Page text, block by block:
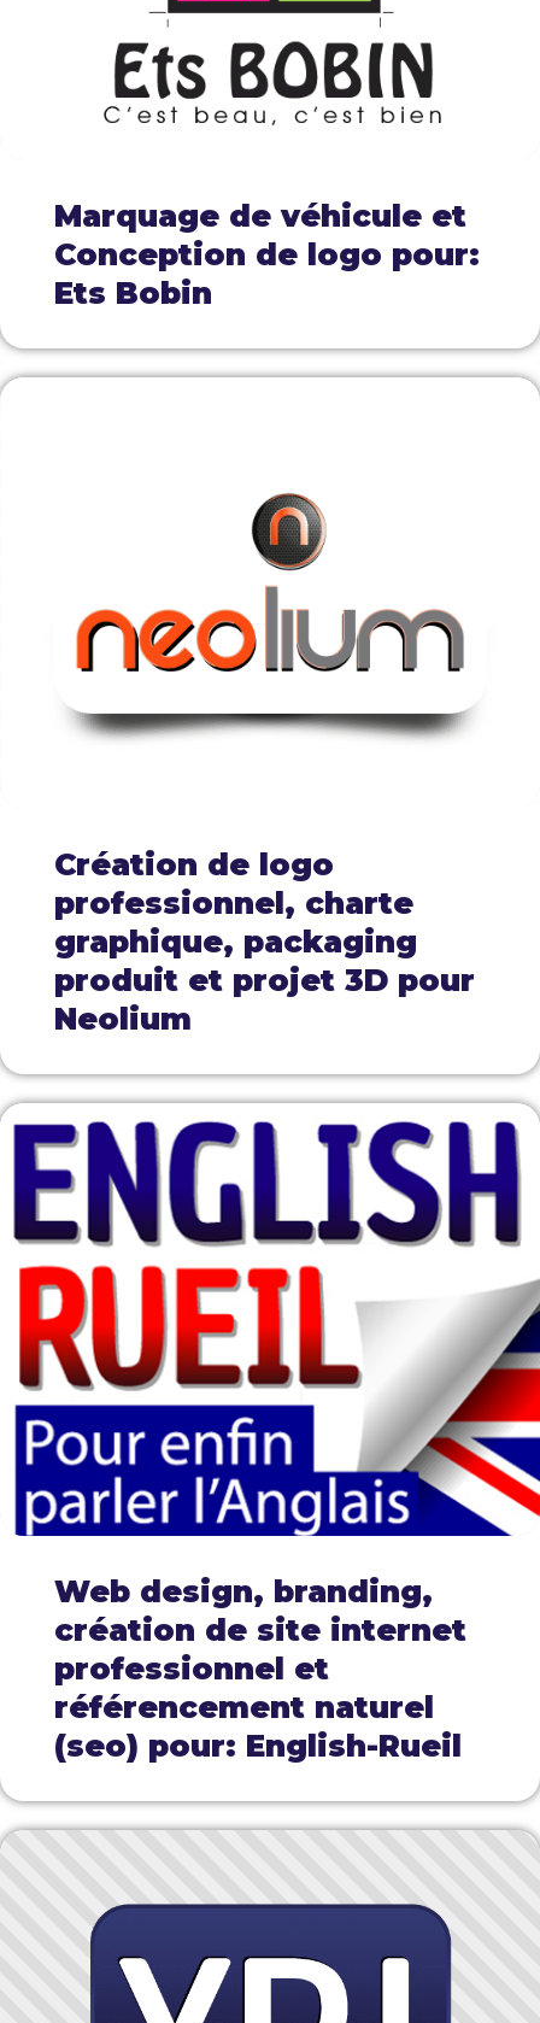
Marquage de véhicule et
Conception de logo pour:
Ets Bobin
Création de logo
professionnel, charte
graphique, packaging
produit et projet 3D pour
Neolium
Web design, branding,
création de site internet
professionnel et
référencement naturel
(seo) pour: English-Rueil